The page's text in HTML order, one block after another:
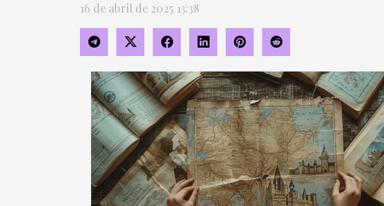
16 de abril de 2025 13:38